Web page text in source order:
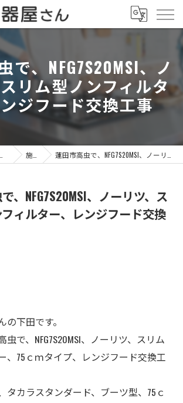
で、NFG7S20MSI、ノ
リム型ノンフィルタ
ジフード交換工事
施工事例 蓮田市高虫で、NFG7S20MSI、ノーリツ、スリム型ノンフィルター、レンジフード交換工事
、NFG7S20MSI、ノーリツ、ス
ィルター、レンジフード交換
下田です。
で、NFG7S20MSI、ノーリツ、スリム
、75ｃｍタイプ、レンジフード交換工
タカラスタンダード、ブーツ型、75ｃ